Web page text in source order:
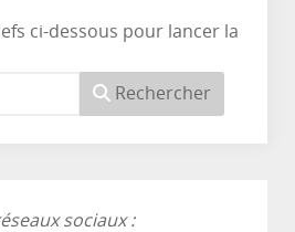
ci-dessous pour lancer la
Rechercher
sociaux :